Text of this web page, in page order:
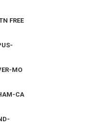
FREE
MO
CA